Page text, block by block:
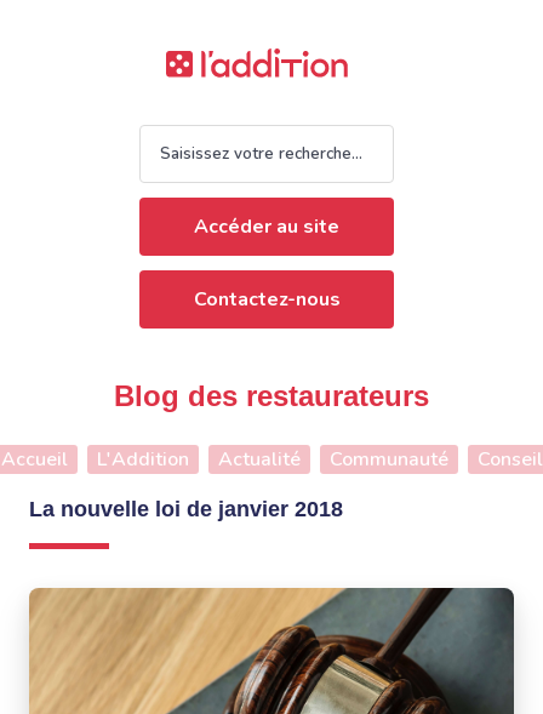
Accéder au site
Contactez-nous
Blog des restaurateurs
Accueil L'Addition Actualité Communauté Conseil
La nouvelle loi de janvier 2018